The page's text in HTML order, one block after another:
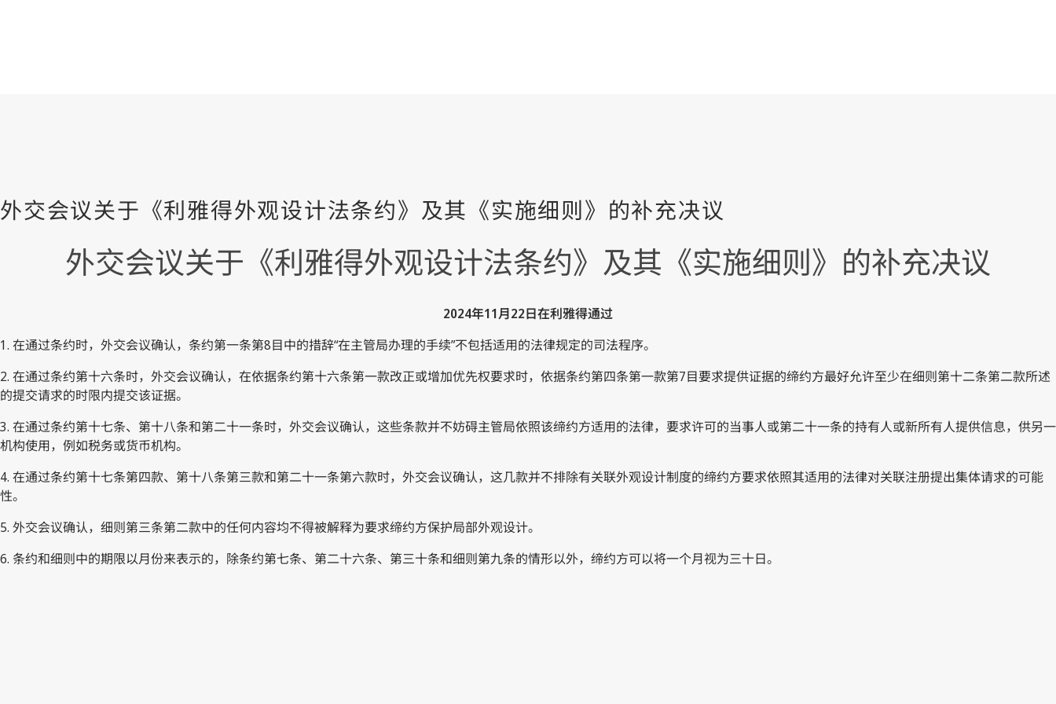
外交会议关于《利雅得外观设计法条约》及其《实施细则》的补充决议
2024年11月22日在利雅得通过
1. 在通过条约时，外交会议确认，条约第一条第8目中的措辞“在主管局办理的手续”不包括适用的法律规定的司法程序。
2. 在通过条约第十六条时，外交会议确认，在依据条约第十六条第一款改正或增加优先权要求时，依据条约第四条第一款第7目要求提供证据的缔约方最好允许至少在细则第十二条第二款所述
的提交请求的时限内提交该证据。
3. 在通过条约第十七条、第十八条和第二十一条时，外交会议确认，这些条款并不妨碍主管局依照该缔约方适用的法律，要求许可的当事人或第二十一条的持有人或新所有人提供信息，供另一
机构使用，例如税务或货币机构。
4. 在通过条约第十七条第四款、第十八条第三款和第二十一条第六款时，外交会议确认，这几款并不排除有关联外观设计制度的缔约方要求依照其适用的法律对关联注册提出集体请求的可能
性。
5. 外交会议确认，细则第三条第二款中的任何内容均不得被解释为要求缔约方保护局部外观设计。
6. 条约和细则中的期限以月份来表示的，除条约第七条、第二十六条、第三十条和细则第九条的情形以外，缔约方可以将一个月视为三十日。